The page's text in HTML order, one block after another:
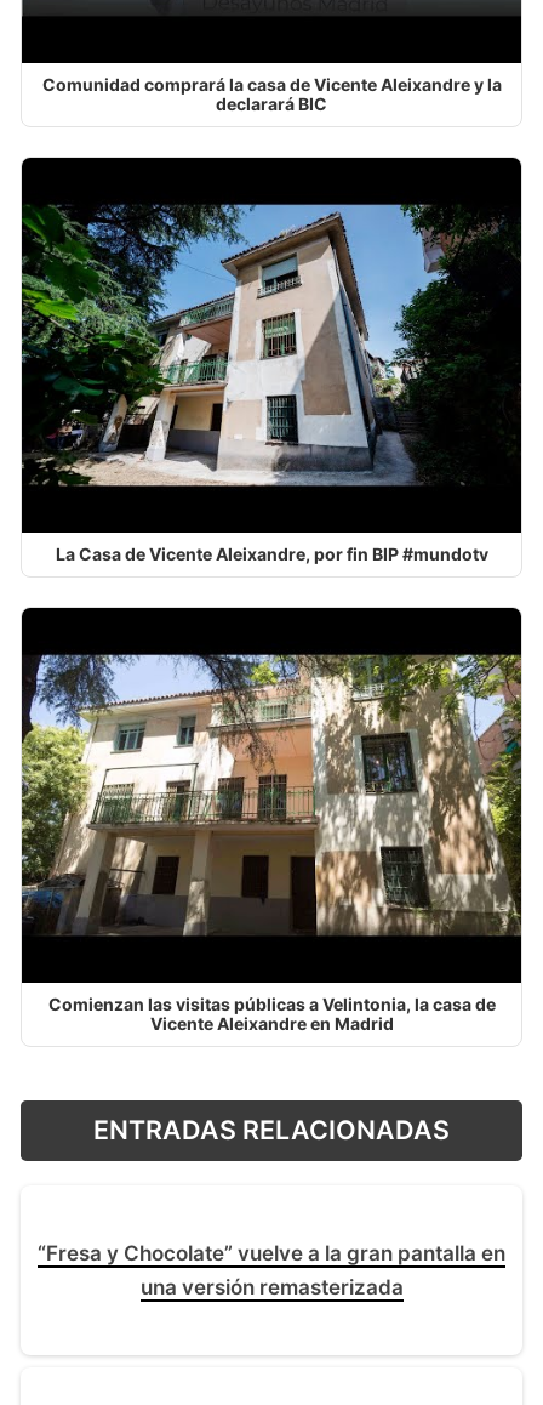
Comunidad comprará la casa de Vicente Aleixandre y la
declarará BIC
La Casa de Vicente Aleixandre, por fin BIP #mundotv
Comienzan las visitas públicas a Velintonia, la casa de
Vicente Aleixandre en Madrid
ENTRADAS RELACIONADAS
“Fresa y Chocolate” vuelve a la gran pantalla en
una versión remasterizada